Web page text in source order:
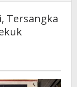
Tersangka